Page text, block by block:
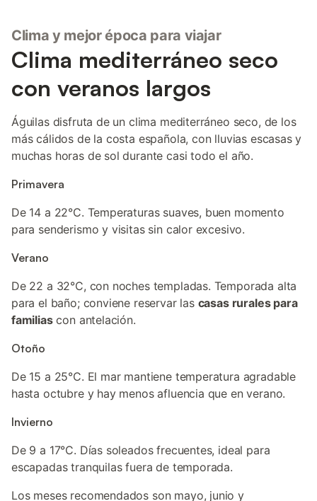
Clima y mejor época para viajar
Clima mediterráneo seco
con veranos largos
Águilas disfruta de un clima mediterráneo seco, de los
más cálidos de la costa española, con lluvias escasas y
muchas horas de sol durante casi todo el año.
Primavera
De 14 a 22°C. Temperaturas suaves, buen momento
para senderismo y visitas sin calor excesivo.
Verano
De 22 a 32°C, con noches templadas. Temporada alta
para el baño; conviene reservar las casas rurales para
familiascon antelación.
Otoño
De 15 a 25°C. El mar mantiene temperatura agradable
hasta octubre y hay menos afluencia que en verano.
Invierno
De 9 a 17°C. Días soleados frecuentes, ideal para
escapadas tranquilas fuera de temporada.
Los meses recomendados son mayo, junio y